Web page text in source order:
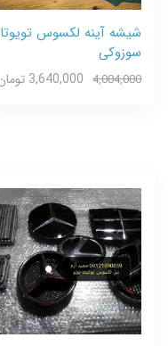
شیشه آینه لکسوس تویوتا
سوزوکی
4,004,000 3,640,000 تومان